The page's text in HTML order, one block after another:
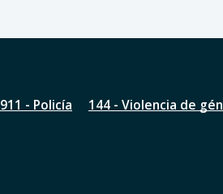
911 - Policía 144 - Violencia de